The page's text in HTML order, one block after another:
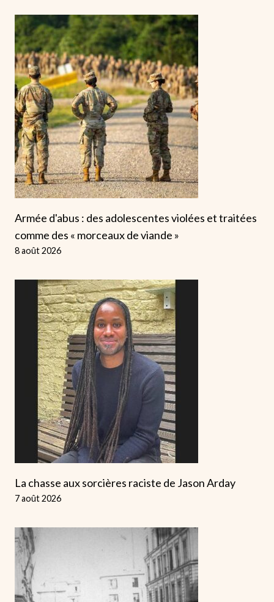
Armée d'abus : des adolescentes violées et traitées
comme des « morceaux de viande »
8 août 2026
La chasse aux sorcières raciste de Jason Arday
7 août 2026